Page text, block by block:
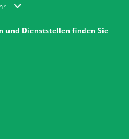
auszublenden
und Dienststellen finden Sie